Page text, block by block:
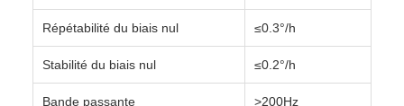
Répétabilité du biais nul ≤0.3°/h
Stabilité du biais nul ≤0.2°/h
Bande passante >200Hz